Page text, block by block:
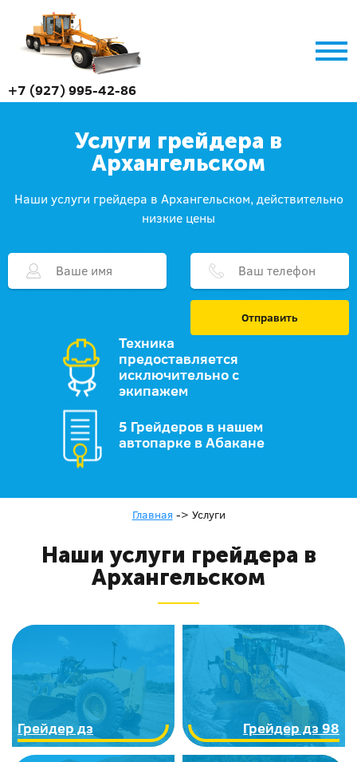
+7 (927) 995-42-86
Услуги грейдера в
Архангельском
Наши услуги грейдера в Архангельском, действительно
низкие цены
Отправить
Техника
предоставляется
исключительно с
экипажем
5 Грейдеров в нашем
автопарке в Абакане
Главная -> Услуги
Наши услуги грейдера в
Архангельском
Грейдер дз Грейдер дз 98